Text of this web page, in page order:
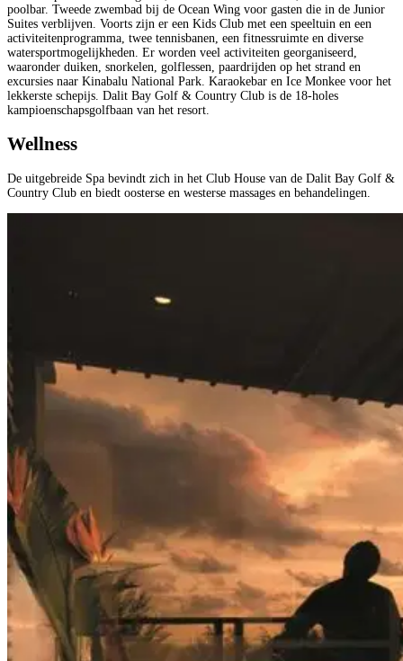
poolbar. Tweede zwembad bij de Ocean Wing voor gasten die in de Junior
Suites verblijven. Voorts zijn er een Kids Club met een speeltuin en een
activiteitenprogramma, twee tennisbanen, een fitnessruimte en diverse
watersportmogelijkheden. Er worden veel activiteiten georganiseerd,
waaronder duiken, snorkelen, golflessen, paardrijden op het strand en
excursies naar Kinabalu National Park. Karaokebar en Ice Monkee voor het
lekkerste schepijs. Dalit Bay Golf & Country Club is de 18-holes
kampioenschapsgolfbaan van het resort.
Wellness
De uitgebreide Spa bevindt zich in het Club House van de Dalit Bay Golf &
Country Club en biedt oosterse en westerse massages en behandelingen.